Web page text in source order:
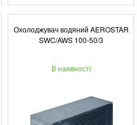
Охолоджувач водяний AEROSTAR
SWC/AWS 100-50/3
В наявності